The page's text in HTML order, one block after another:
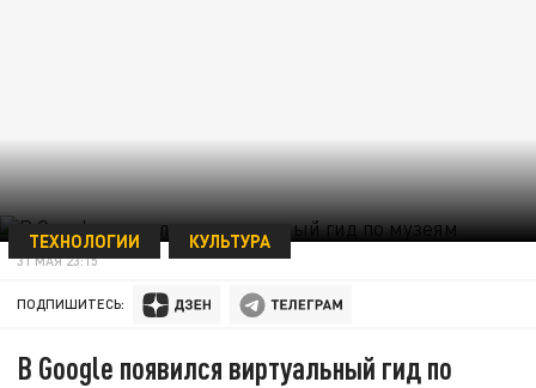
ТЕХНОЛОГИИ КУЛЬТУРА
31 МАЯ 23:15
ПОДПИШИТЕСЬ:
В Google появился виртуальный гид по